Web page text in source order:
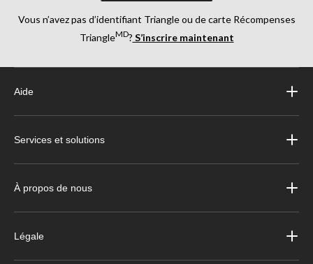
Vous n’avez pas d’identifiant Triangle ou de carte Récompenses
TriangleMD? S’inscrire maintenant
Aide
Services et solutions
À propos de nous
Légale